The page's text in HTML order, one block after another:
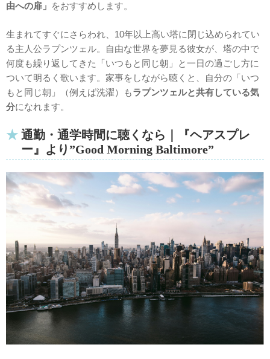
由への扉」 をおすすめします。
生まれてすぐにさらわれ、10年以上高い塔に閉じ込められてい
る主人公ラプンツェル。自由な世界を夢見る彼女が、塔の中で
何度も繰り返してきた「いつもと同じ朝」と一日の過ごし方に
ついて明るく歌います。家事をしながら聴くと、自分の「いつ
もと同じ朝」（例えば洗濯）もラプンツェルと共有している気
分になれます。
通勤・通学時間に聴くなら｜『ヘアスプレ
ー』より”Good Morning Baltimore”